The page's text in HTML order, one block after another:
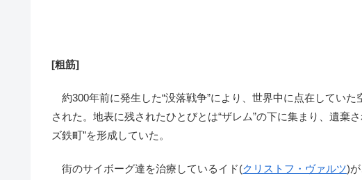
[粗筋]
約300年前に発生した“没落戦争”により、世界中に点在してい
された。地表に残されたひとびとは“ザレム”の下に集まり、遺棄
ズ鉄町”を形成していた。
街のサイボーグ達を治療しているイド(クリストフ・ヴァルツ)